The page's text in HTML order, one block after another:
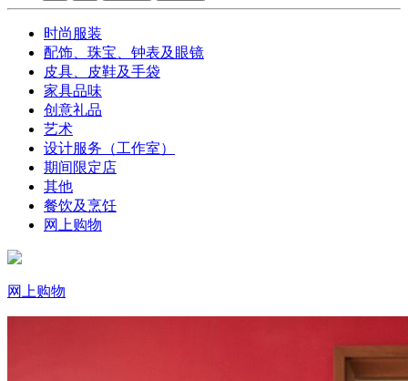
时尚服装
配饰、珠宝、钟表及眼镜
皮具、皮鞋及手袋
家具品味
创意礼品
艺术
设计服务（工作室）
期间限定店
其他
餐饮及烹饪
网上购物
网上购物